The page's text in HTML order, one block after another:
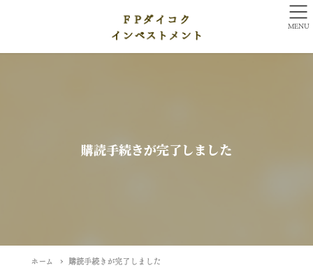
購読手続きが完了しました
ホーム 購読手続きが完了しました
MENU